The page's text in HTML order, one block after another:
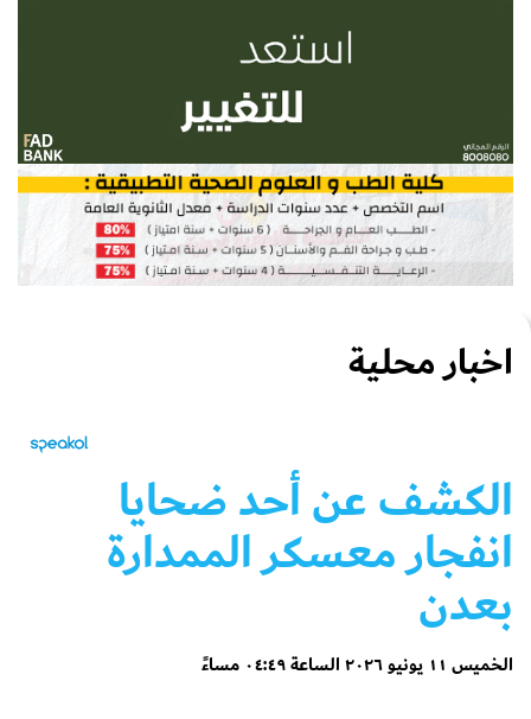
اخبار محلية
الكشف عن أحد ضحايا
انفجار معسكر الممدارة
بعدن
الخميس ١١ يونيو ٢٠٢٦ الساعة ٠٤:٤٩ مساءً